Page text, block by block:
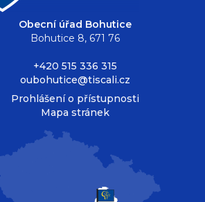
Obecní úřad Bohutice
Bohutice 8, 671 76
+420 515 336 315
oubohutice@tiscali.cz
Prohlášení o přístupnosti
Mapa stránek